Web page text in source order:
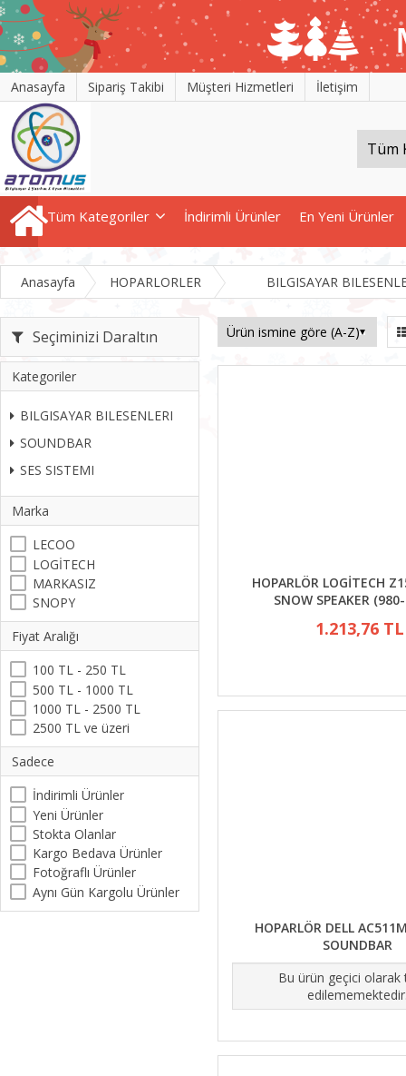
Anasayfa Sipariş Takibi Müşteri Hizmetleri İletişim
Tüm Kategoriler İndirimli Ürünler En Yeni Ürünler
Anasayfa HOPARLORLER BILGISAYAR
Seçiminizi Daraltın
Kategoriler
BILGISAYAR BILESENLERI
SOUNDBAR
SES SISTEMI
Marka
LECOO
LOGİTECH
MARKASIZ
SNOPY
Fiyat Aralığı
100 TL - 250 TL
500 TL - 1000 TL
1000 TL - 2500 TL
2500 TL ve üzeri
Sadece
İndirimli Ürünler
Yeni Ürünler
Stokta Olanlar
Kargo Bedava Ürünler
Fotoğraflı Ürünler
Aynı Gün Kargolu Ürünler
HOPARLÖR LOGİTECH
SNOW SPEAKER
1.213,76 TL
HOPARLÖR DELL
SOUNDBAR
Bu ürün geçici olarak